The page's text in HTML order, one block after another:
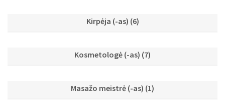
Kirpėja (-as) (6)
Kosmetologė (-as) (7)
Masažo meistrė (-as) (1)